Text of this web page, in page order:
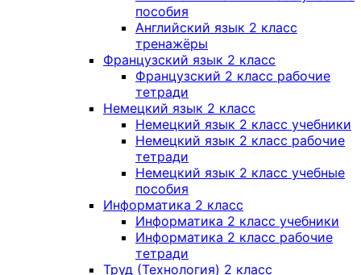
пособия
Английский язык 2 класс
тренажёры
Французский язык 2 класс
Французский 2 класс рабочие
тетради
Немецкий язык 2 класс
Немецкий язык 2 класс учебники
Немецкий язык 2 класс рабочие
тетради
Немецкий язык 2 класс учебные
пособия
Информатика 2 класс
Информатика 2 класс учебники
Информатика 2 класс рабочие
тетради
Труд (Технология) 2 класс